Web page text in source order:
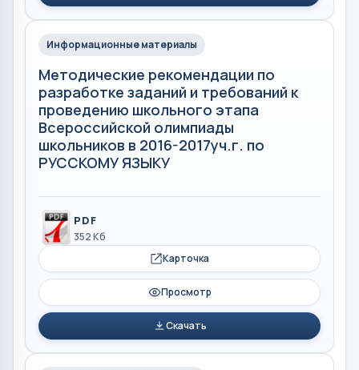
Информационные материалы
Методические рекомендации по
разработке заданий и требований к
проведению школьного этапа
Всероссийской олимпиады
школьников в 2016-2017уч.г. по
РУССКОМУ ЯЗЫКУ
PDF
352 Кб
Карточка
Просмотр
Скачать